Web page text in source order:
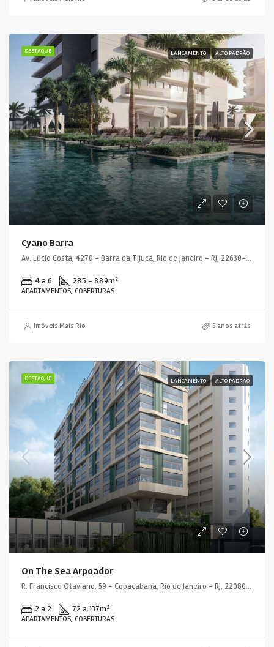
DESTAQUE LANÇAMENTO ALTO PADRÃO
Cyano Barra
Av. Lúcio Costa, 4270 - Barra da Tijuca, Rio de Janeiro - RJ, 22630-011, Brasil
4 a 6 285 - 889m²
APARTAMENTOS, COBERTURAS
Imóveis Mais Rio 5 anos atrás
DESTAQUE LANÇAMENTO ALTO PADRÃO
On The Sea Arpoador
R. Francisco Otaviano, 59 - Copacabana, Rio de Janeiro - RJ, 22080-040, Brasil
2 a 2 72 a 137m²
APARTAMENTOS, COBERTURAS